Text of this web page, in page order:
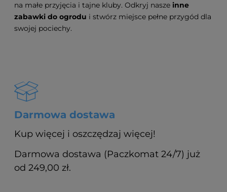
na małe przyjęcia i tajne kluby. Odkryj nasze inne
zabawki do ogrodu i stwórz miejsce pełne przygód dla
swojej pociechy.
Darmowa dostawa
Kup więcej i oszczędzaj więcej!
Darmowa dostawa (Paczkomat 24/7) już
od 249,00 zł.